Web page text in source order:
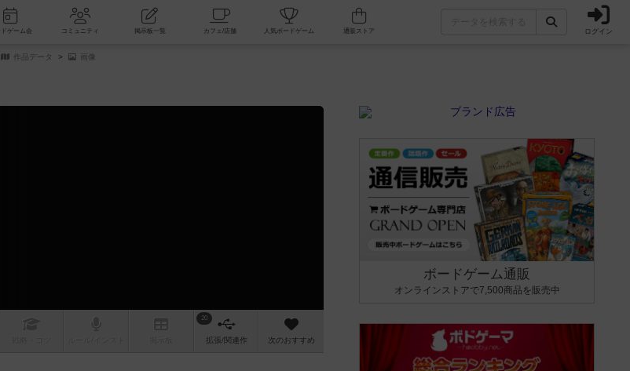
ボードゲーム会 コミュニティ 掲示板一覧 カフェ/店舗 人気ボードゲーム ログイン
作品データ 画像
20
拡張/関連作 次のおすすめ
ボードゲーム通販
オンラインストアで7,500商品を販売中